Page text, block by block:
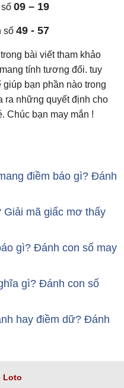
09 – 19
số 49 - 57
bài viết tham khảo
tính tương đối. tuy
bạn phần nào trong
ra những quyết định cho
Chúc bạn may mắn !
điềm báo gì? Đánh
mã giấc mơ thấy
gì? Đánh con số may
gì? Đánh con số
hay điềm dữ? Đánh
Loto